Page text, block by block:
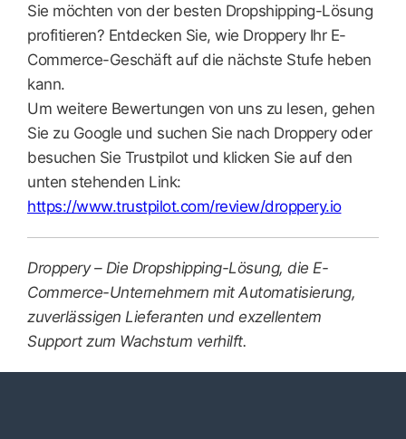
Sie möchten von der besten Dropshipping-Lösung
profitieren? Entdecken Sie, wie Droppery Ihr E-
Commerce-Geschäft auf die nächste Stufe heben
kann.
Um weitere Bewertungen von uns zu lesen, gehen
Sie zu Google und suchen Sie nach Droppery oder
besuchen Sie Trustpilot und klicken Sie auf den
unten stehenden Link:
https://www.trustpilot.com/review/droppery.io
Droppery – Die Dropshipping-Lösung, die E-
Commerce-Unternehmern mit Automatisierung,
zuverlässigen Lieferanten und exzellentem
Support zum Wachstum verhilft.